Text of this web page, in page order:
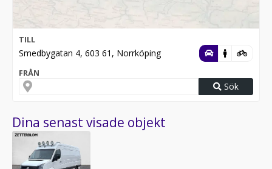
TILL
Smedbygatan 4, 603 61, Norrköping
FRÅN
Sök
Dina senast visade objekt